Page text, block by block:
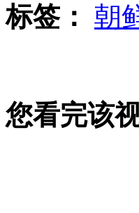
罗德曼：金正恩希望
标签： 朝
您看完该